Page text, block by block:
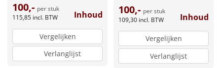
100,- per stuk
115,85 incl. BTW Inhoud
Vergelijken
Verlanglijst
100,- per stuk
109,30 incl. BTW Inhoud
Vergelijken
Verlanglijst